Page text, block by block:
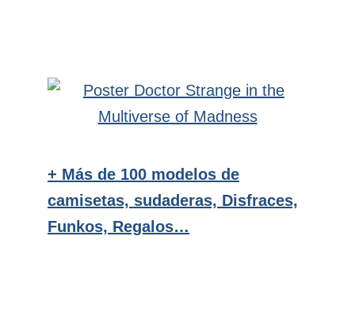
+ Más de 100 modelos de
camisetas, sudaderas, Disfraces,
Funkos, Regalos…